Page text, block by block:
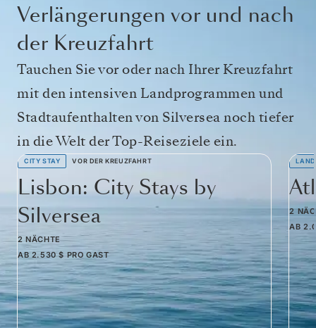
Verlängerungen vor und nach
der Kreuzfahrt
Tauchen Sie vor oder nach Ihrer Kreuzfahrt
mit den intensiven Landprogrammen und
Stadtaufenthalten von Silversea noch tiefer
in die Welt der Top-Reiseziele ein.
CITY STAY VOR DER KREUZFAHRT
Lisbon: City Stays by
Silversea
2 NÄCHTE
AB 2.530 $ PRO GAST
2
AB